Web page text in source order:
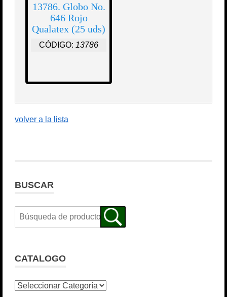
13786. Globo No.
646 Rojo
Qualatex (25 uds)
CÓDIGO: 13786
volver a la lista
BUSCAR
CATALOGO